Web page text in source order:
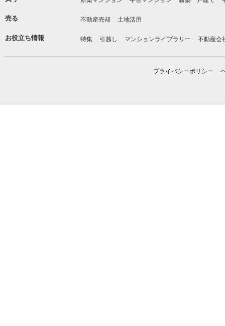
売る 不動産売却 土地活用
お役立ち情報 特集 引越し マンションライブラリー 不動産会
プライバシーポリシー